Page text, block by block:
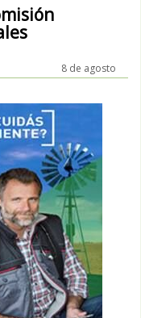
8 de agosto